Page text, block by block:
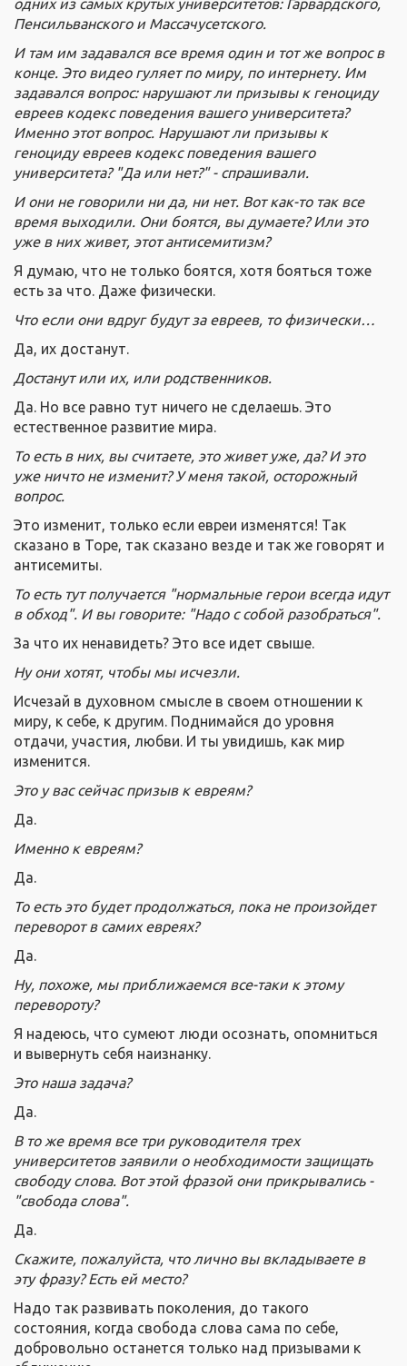
Пенсильванского и Массачусетского.
И там им задавался все время один и тот же вопрос в
конце. Это видео гуляет по миру, по интернету. Им
задавался вопрос: нарушают ли призывы к геноциду
евреев кодекс поведения вашего университета?
Именно этот вопрос. Нарушают ли призывы к
геноциду евреев кодекс поведения вашего
университета? "Да или нет?" - спрашивали.
И они не говорили ни да, ни нет. Вот как-то так все
время выходили. Они боятся, вы думаете? Или это
уже в них живет, этот антисемитизм?
Я думаю, что не только боятся, хотя бояться тоже
есть за что. Даже физически.
Что если они вдруг будут за евреев, то физически…
Да, их достанут.
Достанут или их, или родственников.
Да. Но все равно тут ничего не сделаешь. Это
естественное развитие мира.
То есть в них, вы считаете, это живет уже, да? И это
уже ничто не изменит? У меня такой, осторожный
вопрос.
Это изменит, только если евреи изменятся! Так
сказано в Торе, так сказано везде и так же говорят и
антисемиты.
То есть тут получается "нормальные герои всегда идут
в обход". И вы говорите: "Надо с собой разобраться".
За что их ненавидеть? Это все идет свыше.
Ну они хотят, чтобы мы исчезли.
Исчезай в духовном смысле в своем отношении к
миру, к себе, к другим. Поднимайся до уровня
отдачи, участия, любви. И ты увидишь, как мир
изменится.
Это у вас сейчас призыв к евреям?
Да.
Именно к евреям?
Да.
То есть это будет продолжаться, пока не произойдет
переворот в самих евреях?
Да.
Ну, похоже, мы приближаемся все-таки к этому
перевороту?
Я надеюсь, что сумеют люди осознать, опомниться
и вывернуть себя наизнанку.
Это наша задача?
Да.
В то же время все три руководителя трех
университетов заявили о необходимости защищать
свободу слова. Вот этой фразой они прикрывались -
"свобода слова".
Да.
Скажите, пожалуйста, что лично вы вкладываете в
эту фразу? Есть ей место?
Надо так развивать поколения, до такого
состояния, когда свобода слова сама по себе,
добровольно останется только над призывами к